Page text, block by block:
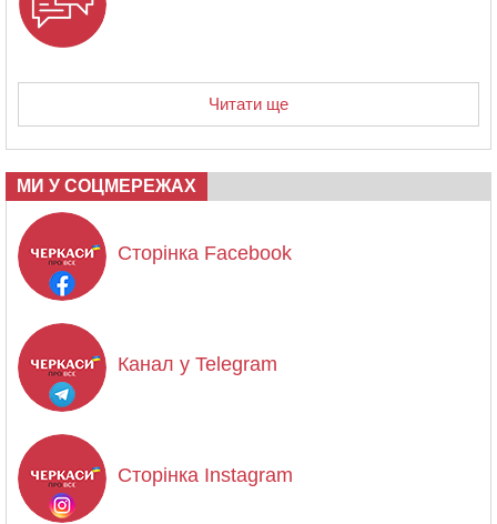
Читати ще
МИ У СОЦМЕРЕЖАХ
Сторінка Facebook
Канал у Telegram
Сторінка Instagram